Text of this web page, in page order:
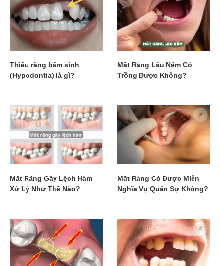
Thiếu răng bẩm sinh
(Hypodontia) là gì?
Mất Răng Lâu Năm Có
Trồng Được Không?
Mất Răng Gây Lệch Hàm
Xử Lý Như Thế Nào?
Mất Răng Có Được Miễn
Nghĩa Vụ Quân Sự Không?